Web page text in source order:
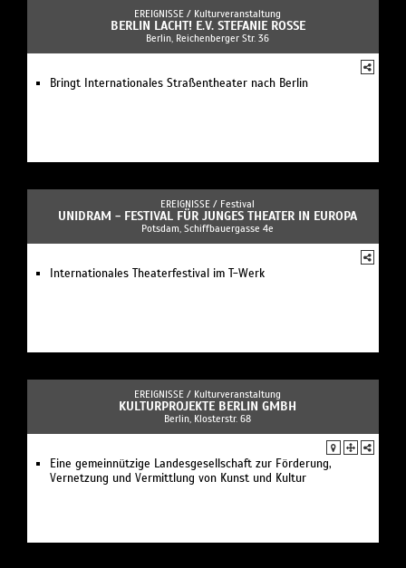
EREIGNISSE / Kulturveranstaltung
BERLIN LACHT! E.V. STEFANIE ROSSE
Berlin, Reichenberger Str. 36
Bringt Internationales Straßentheater nach Berlin
EREIGNISSE / Festival
UNIDRAM - FESTIVAL FÜR JUNGES THEATER IN EUROPA
Potsdam, Schiffbauergasse 4e
Internationales Theaterfestival im T-Werk
EREIGNISSE / Kulturveranstaltung
KULTURPROJEKTE BERLIN GMBH
Berlin, Klosterstr. 68
Eine gemeinnützige Landesgesellschaft zur Förderung,
Vernetzung und Vermittlung von Kunst und Kultur